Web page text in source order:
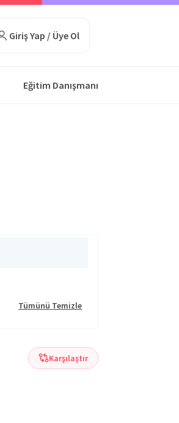
Giriş Yap / Üye Ol
Eğitim Danışmanı
Tümünü Temizle
Karşılaştır